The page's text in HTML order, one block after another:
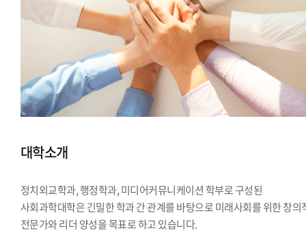
대학소개
정치외교학과, 행정학과, 미디어커뮤니케이션 학부로 구성된
사회과학대학은 긴밀한 학과 간 관계를 바탕으로 미래사회를 위한 창의
전문가와 리더 양성을 목표로 하고 있습니다.